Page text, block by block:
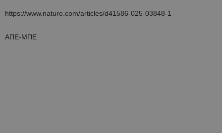
https://www.nature.com/articles/d41586-025-03848-1
ΑΠΕ-ΜΠΕ